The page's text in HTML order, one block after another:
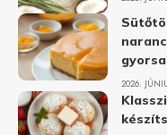
2026.